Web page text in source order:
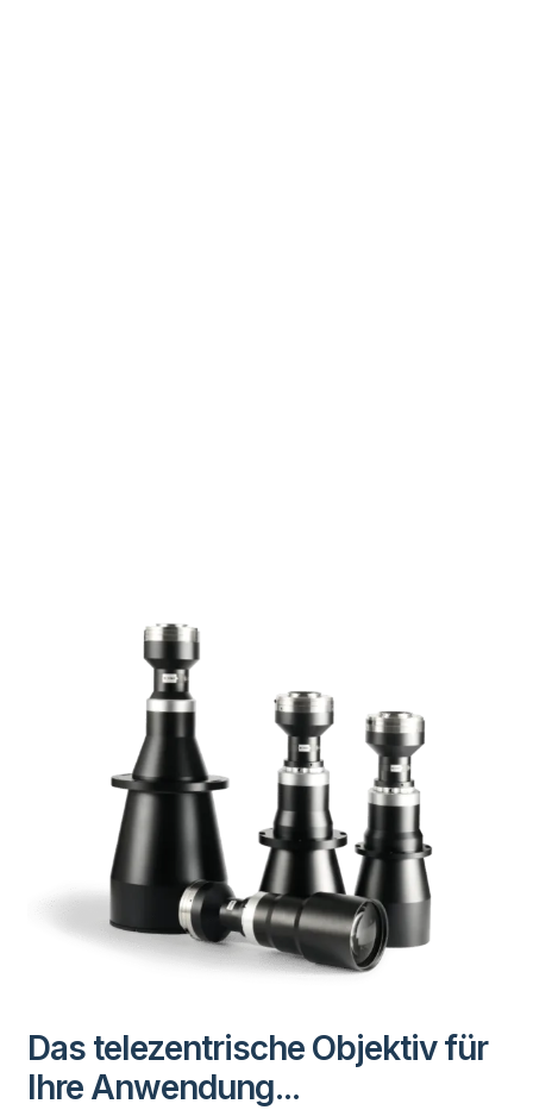
Das telezentrische Objektiv für
Ihre Anwendung...